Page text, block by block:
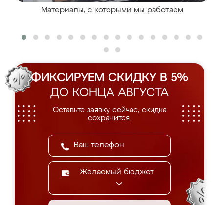
Материалы, с которыми мы работаем
ФИКСИРУЕМ СКИДКУ В 5%
ДО КОНЦА АВГУСТА
Оставьте заявку сейчас, скидка
сохранится.
Желаемый бюджет